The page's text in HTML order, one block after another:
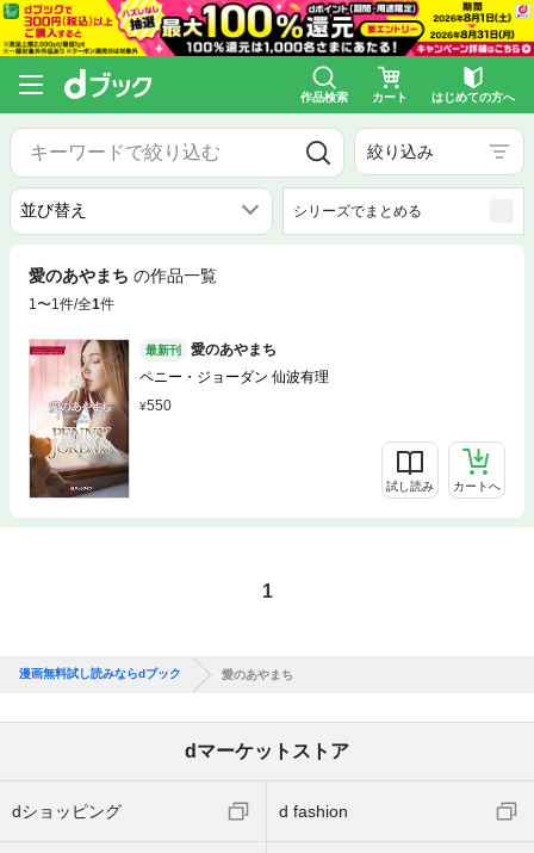
作品検索 カート はじめての方へ
絞り込み
シリーズでまとめる
愛のあやまち の作品一覧
1〜1件/全1件
最新刊
愛のあやまち
ペニー・ジョーダン 仙波有理
550
試し読み カートへ
1
漫画無料試し読みならdブック 愛のあやまち
dマーケットストア
dショッピング d fashion